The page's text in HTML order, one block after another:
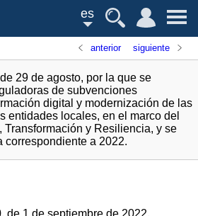
es
anterior siguiente
29 de agosto, por la que se
de subvenciones
digital y modernización de las
entidades locales, en el marco del
Transformación y Resiliencia, y se
correspondiente a 2022.